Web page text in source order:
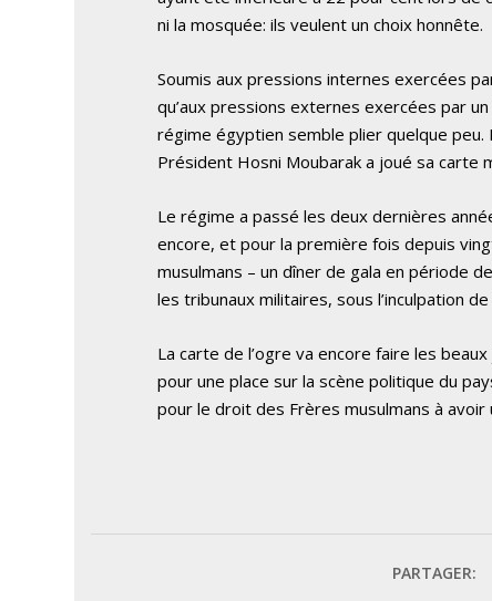
ni la mosquée: ils veulent un choix honnête.
Soumis aux pressions internes exercées
qu’aux pressions externes exercées par
régime égyptien semble plier quelque peu.
Président Hosni Moubarak a joué sa carte
Le régime a passé les deux dernières
encore, et pour la première fois depuis
musulmans – un dîner de gala en période
les tribunaux militaires, sous l’inculpation
La carte de l’ogre va encore faire les
pour une place sur la scène politique du
pour le droit des Frères musulmans à avoir
PARTAGER: